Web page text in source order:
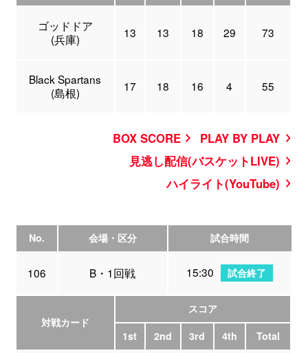
ゴッドドア
(兵庫)
13 13 18 29 73
Black Spartans
(島根)
17 18 16 4 55
BOX SCORE
PLAY BY PLAY
見逃し配信(バスケットLIVE)
ハイライト(YouTube)
No. 会場・区分 試合時間
106 B・1回戦 15:30 試合終了
対戦カード
スコア
1st
2nd 3rd 4th Total